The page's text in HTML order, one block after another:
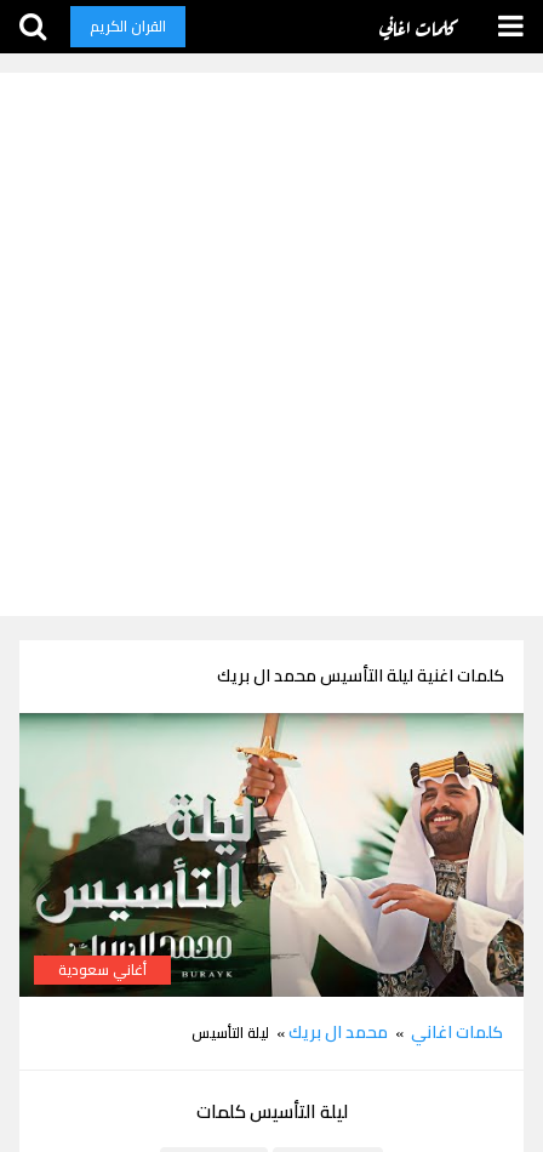
كلمات اغاني القران الكريم
كلمات اغنية ليلة التأسيس محمد ال بريك
أغاني سعودية
كلمات اغاني » محمد ال بريك» ليلة التأسيس
ليلة التأسيس كلمات